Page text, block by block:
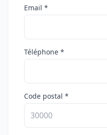
Email *
Téléphone *
Code postal *